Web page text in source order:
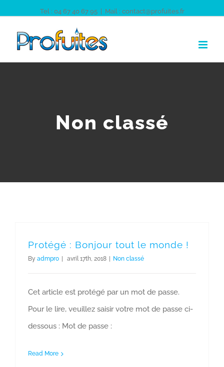
Tel : 04 67 40 67 95 Mail : contact@profuites.fr
Non classé
Protégé : Bonjour tout le monde !
By admpro avril 17th, 2018 Non classé
Cet article est protégé par un mot de passe.
Pour le lire, veuillez saisir votre mot de passe ci-
dessous : Mot de passe :
Read More